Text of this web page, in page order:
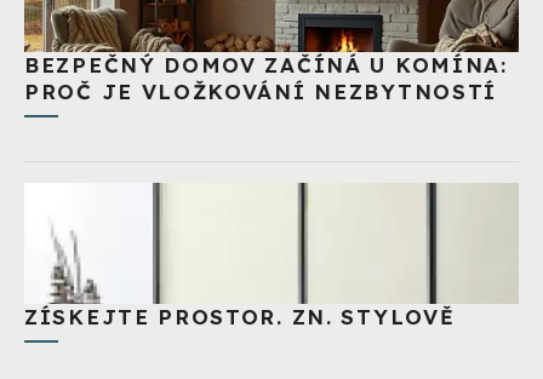
BEZPEČNÝ DOMOV ZAČÍNÁ U KOMÍNA:
PROČ JE VLOŽKOVÁNÍ NEZBYTNOSTÍ
ZÍSKEJTE PROSTOR. ZN. STYLOVĚ